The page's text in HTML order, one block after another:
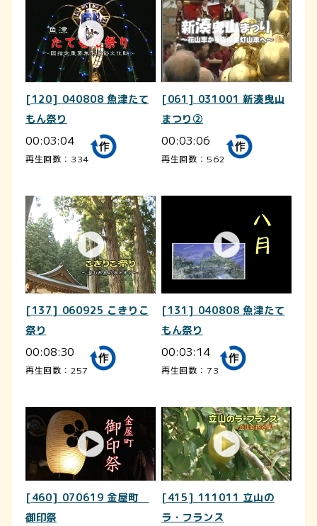
[120] 040808 魚津たて
もん祭り
00:03:04
再生回数：334
[061] 031001 新湊曳山
まつり②
00:03:06
再生回数：562
[137] 060925 こきりこ
祭り
00:08:30
再生回数：257
[131] 040808 魚津たて
もん祭り
00:03:14
再生回数：73
[460] 070619 金屋町
御印祭
[415] 111011 立山の
ラ・フランス